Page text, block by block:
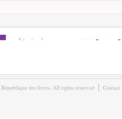
des livres. All rights reserved Contact